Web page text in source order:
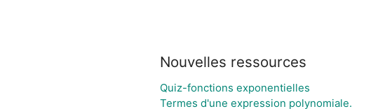
Nouvelles ressources
Quiz-fonctions exponentielles
Termes d'une expression polynomiale.